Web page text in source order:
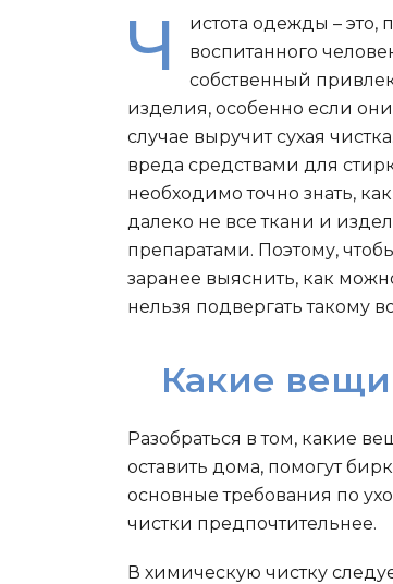
Ч
истота одежды – это,
воспитанного
собственный
изделия, особенно если
случае выручит сухая
вреда средствами для
необходимо точно знать,
далеко не все ткани и
препаратами. Поэтому,
заранее выяснить, как
нельзя подвергать такому
Какие
Разобраться в том, какие
оставить дома, помогут
основные требования по
чистки предпочтительнее.
В химическую чистку